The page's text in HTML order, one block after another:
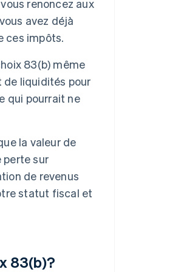
renoncez aux
avez déjà
ces impôts.
83(b) même
de liquidités pour
qui pourrait ne
la valeur de
perte sur
de revenus
statut fiscal et
83(b)?